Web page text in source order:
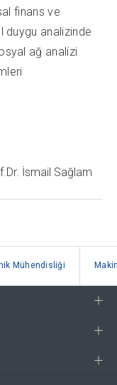
finans ve
duygu analizinde
ağ analizi
İsmail Sağlam
Mühendisliği